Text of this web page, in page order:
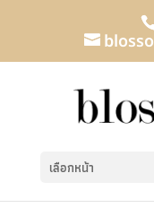
เลือกหน้า